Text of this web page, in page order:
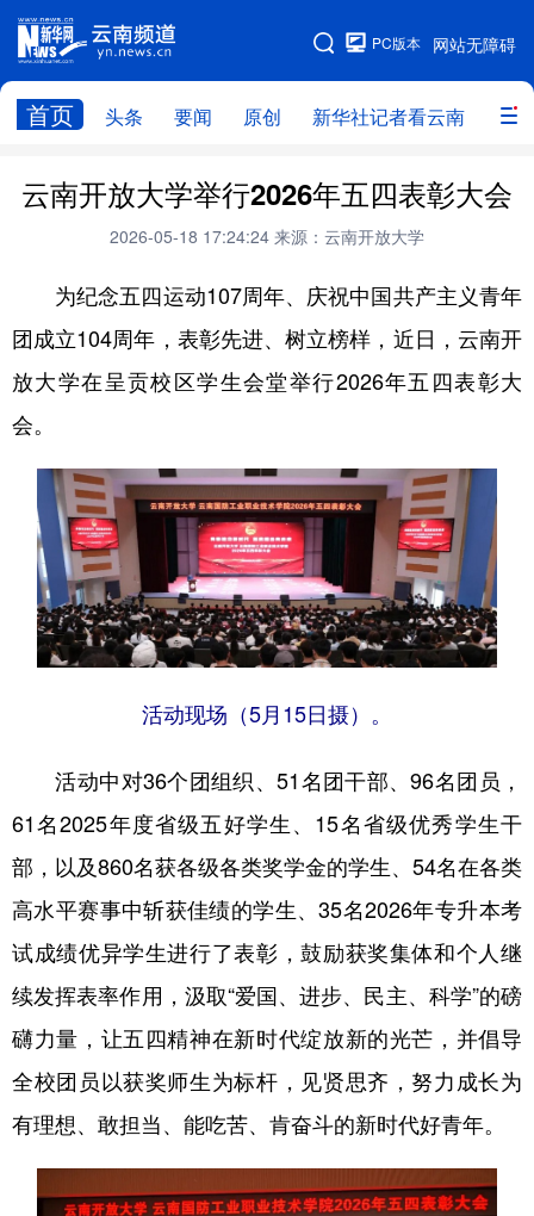
网站无障碍
PC版本
首页 头条 要闻 原创 新华社记者看云南 政务
网站地图
头条 云南要闻 本网原创
新华社记者看云南 政务 人事
廉政 云南省领导报道集 旅游
教育
州市
社会
图片
云南青年说 趣看文物
云南开放大学举行2026年五四表彰大会
2026-05-18 17:24:24 来源：云南开放大学
为纪念五四运动107周年、庆祝中国共产主义青年
团成立104周年，表彰先进、树立榜样，近日，云南开
放大学在呈贡校区学生会堂举行2026年五四表彰大
会。
活动现场（5月15日摄）。
活动中对36个团组织、51名团干部、96名团员，
61名2025年度省级五好学生、15名省级优秀学生干
部，以及860名获各级各类奖学金的学生、54名在各类
高水平赛事中斩获佳绩的学生、35名2026年专升本考
试成绩优异学生进行了表彰，鼓励获奖集体和个人继
续发挥表率作用，汲取“爱国、进步、民主、科学”的磅
礴力量，让五四精神在新时代绽放新的光芒，并倡导
全校团员以获奖师生为标杆，见贤思齐，努力成长为
有理想、敢担当、能吃苦、肯奋斗的新时代好青年。